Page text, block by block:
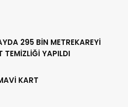
295 BİN METREKAREYİ
YAPILDI
KART